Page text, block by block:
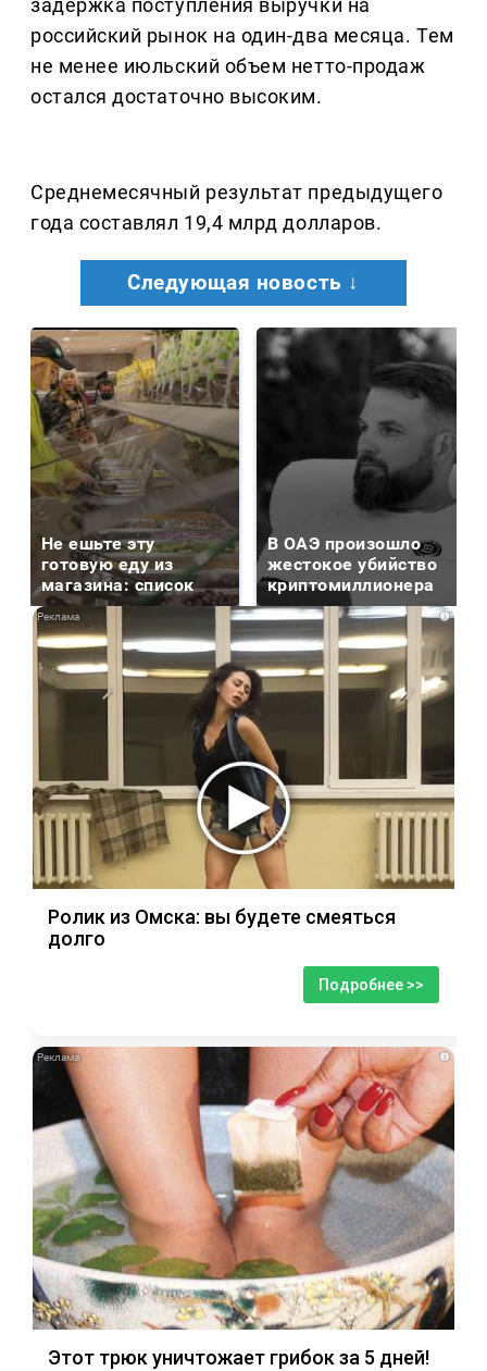
задержка поступления выручки на
российский рынок на один-два месяца. Тем
не менее июльский объем нетто-продаж
остался достаточно высоким.
Среднемесячный результат предыдущего
года составлял 19,4 млрд долларов.
Следующая новость ↓
Не ешьте эту
готовую еду из
магазина: список
В ОАЭ произошло
жестокое убийство
криптомиллионера
i
Ролик из Омска: вы будете смеяться
долго
Подробнее >>
i
Этот трюк уничтожает грибок за 5 дней!